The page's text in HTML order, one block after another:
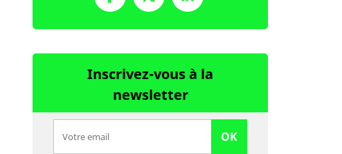
Inscrivez-vous à la
newsletter
OK